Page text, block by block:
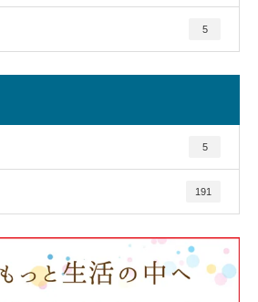
5
5
191